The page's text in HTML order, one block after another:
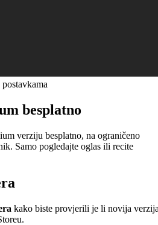
besplatno
verziju besplatno, na ograničeno
Samo pogledajte oglas ili recite
kako biste provjerili je li novija